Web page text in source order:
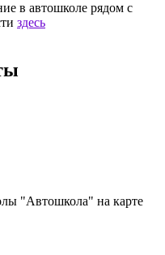
в автошколе рядом с
здесь
"Автошкола" на карте